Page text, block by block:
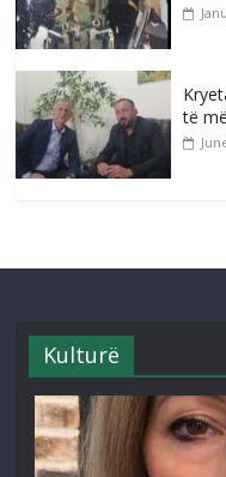
të
Kulturë